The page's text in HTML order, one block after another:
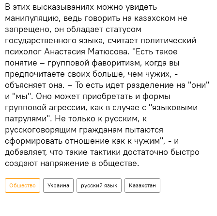
В этих высказываниях можно увидеть
манипуляцию, ведь говорить на казахском не
запрещено, он обладает статусом
государственного языка, считает политический
психолог Анастасия Матюсова. "Есть такое
понятие – групповой фаворитизм, когда вы
предпочитаете своих больше, чем чужих, -
объясняет она. – То есть идет разделение на "они"
и "мы". Оно может приобретать и формы
групповой агрессии, как в случае с "языковыми
патрулями". Не только к русским, к
русскоговорящим гражданам пытаются
сформировать отношение как к чужим", - и
добавляет, что такие тактики достаточно быстро
создают напряжение в обществе.
Общество Украина русский язык Казахстан